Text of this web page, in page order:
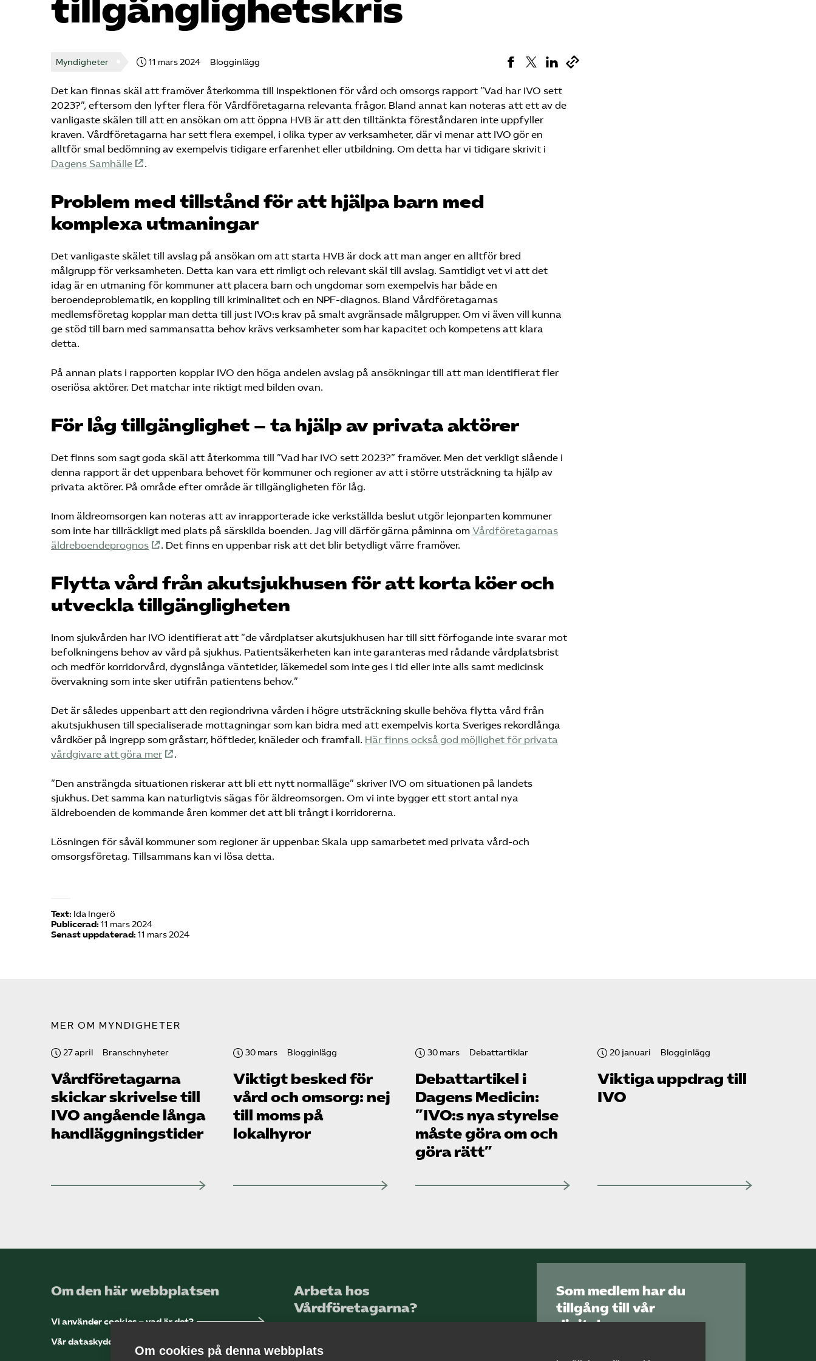
tillgänglighetskris
Myndigheter 11 mars 2024 Blogginlägg
Det kan finnas skäl att framöver återkomma till Inspektionen för vård och omsorgs rapport ”Vad har IVO sett
2023?”, eftersom den lyfter flera för Vårdföretagarna relevanta frågor. Bland annat kan noteras att ett av de
vanligaste skälen till att en ansökan om att öppna HVB är att den tilltänkta föreståndaren inte uppfyller
kraven. Vårdföretagarna har sett flera exempel, i olika typer av verksamheter, där vi menar att IVO gör en
alltför smal bedömning av exempelvis tidigare erfarenhet eller utbildning. Om detta har vi tidigare skrivit i
Dagens Samhälle
.
Problem med tillstånd för att hjälpa barn med
komplexa utmaningar
Det vanligaste skälet till avslag på ansökan om att starta HVB är dock att man anger en alltför bred
målgrupp för verksamheten. Detta kan vara ett rimligt och relevant skäl till avslag. Samtidigt vet vi att det
idag är en utmaning för kommuner att placera barn och ungdomar som exempelvis har både en
beroendeproblematik, en koppling till kriminalitet och en NPF-diagnos. Bland Vårdföretagarnas
medlemsföretag kopplar man detta till just IVO:s krav på smalt avgränsade målgrupper. Om vi även vill kunna
ge stöd till barn med sammansatta behov krävs verksamheter som har kapacitet och kompetens att klara
detta.
På annan plats i rapporten kopplar IVO den höga andelen avslag på ansökningar till att man identifierat fler
oseriösa aktörer. Det matchar inte riktigt med bilden ovan.
För låg tillgänglighet – ta hjälp av privata aktörer
Det finns som sagt goda skäl att återkomma till ”Vad har IVO sett 2023?” framöver. Men det verkligt slående i
denna rapport är det uppenbara behovet för kommuner och regioner av att i större utsträckning ta hjälp av
privata aktörer. På område efter område är tillgängligheten för låg.
Inom äldreomsorgen kan noteras att av inrapporterade icke verkställda beslut utgör lejonparten kommuner
som inte har tillräckligt med plats på särskilda boenden. Jag vill därför gärna påminna om Vårdföretagarnas
äldreboendeprognos
. Det finns en uppenbar risk att det blir betydligt värre framöver.
Flytta vård från akutsjukhusen för att korta köer och
utveckla tillgängligheten
Inom sjukvården har IVO identifierat att ”de vårdplatser akutsjukhusen har till sitt förfogande inte svarar mot
befolkningens behov av vård på sjukhus. Patientsäkerheten kan inte garanteras med rådande vårdplatsbrist
och medför korridorvård, dygnslånga väntetider, läkemedel som inte ges i tid eller inte alls samt medicinsk
övervakning som inte sker utifrån patientens behov.”
Det är således uppenbart att den regiondrivna vården i högre utsträckning skulle behöva flytta vård från
akutsjukhusen till specialiserade mottagningar som kan bidra med att exempelvis korta Sveriges rekordlånga
vårdköer på ingrepp som gråstarr, höftleder, knäleder och framfall. Här finns också god möjlighet för privata
vårdgivare att göra mer
.
”Den ansträngda situationen riskerar att bli ett nytt normalläge” skriver IVO om situationen på landets
sjukhus. Det samma kan naturligtvis sägas för äldreomsorgen. Om vi inte bygger ett stort antal nya
äldreboenden de kommande åren kommer det att bli trångt i korridorerna.
Lösningen för såväl kommuner som regioner är uppenbar: Skala upp samarbetet med privata vård-och
omsorgsföretag. Tillsammans kan vi lösa detta.
Text: Ida Ingerö
Publicerad: 11 mars 2024
Senast uppdaterad: 11 mars 2024
MER OM MYNDIGHETER
27 april Branschnyheter
Vård­företagarna
skickar skrivelse till
IVO angående långa
handläggningstider
30 mars Blogginlägg
Viktigt besked för
vård och omsorg: nej
till moms på
lokalhyror
30 mars Debattartiklar
Debattartikel i
Dagens Medicin:
”IVO:s nya styrelse
måste göra om och
göra rätt”
20 januari Blogginlägg
Viktiga uppdrag till
IVO
Om den här webbplatsen
Vi använder cookies – vad är det?
Vår dataskyddspolicy
Arbeta hos
Vårdföretagarna?
Som medlem har du
tillgång till vår
digitala
Om cookies på denna webbplats